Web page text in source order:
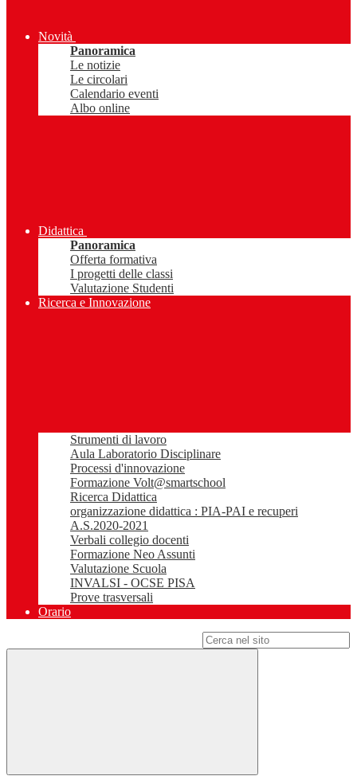
Novità
Panoramica
Le notizie
Le circolari
Calendario eventi
Albo online
Didattica
Panoramica
Offerta formativa
I progetti delle classi
Valutazione Studenti
Ricerca e Innovazione
Strumenti di lavoro
Aula Laboratorio Disciplinare
Processi d'innovazione
Formazione Volt@smartschool
Ricerca Didattica
organizzazione didattica : PIA-PAI e recuperi
A.S.2020-2021
Verbali collegio docenti
Formazione Neo Assunti
Valutazione Scuola
INVALSI - OCSE PISA
Prove trasversali
Orario